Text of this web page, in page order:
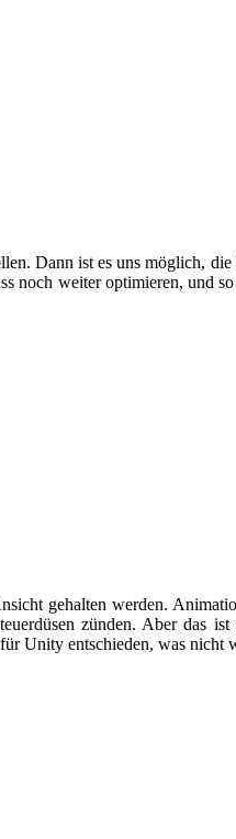
Dann ist es uns möglich,
noch weiter optimieren, und
gehalten werden.
zünden. Aber das
Unity entschieden, was nicht